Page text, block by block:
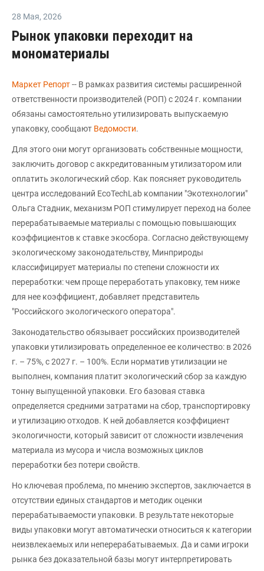
28 Мая, 2026
Рынок упаковки переходит на
мономатериалы
Маркет Репорт-- В рамках развития системы расширенной
ответственности производителей (РОП) с 2024 г. компании
обязаны самостоятельно утилизировать выпускаемую
упаковку, сообщают Ведомости.
Для этого они могут организовать собственные мощности,
заключить договор с аккредитованным утилизатором или
оплатить экологический сбор. Как поясняет руководитель
центра исследований EcoTechLab компании "Экотехнологии"
Ольга Стадник, механизм РОП стимулирует переход на более
перерабатываемые материалы с помощью повышающих
коэффициентов к ставке экосбора. Согласно действующему
экологическому законодательству, Минприроды
классифицирует материалы по степени сложности их
переработки: чем проще переработать упаковку, тем ниже
для нее коэффициент, добавляет представитель
"Российского экологического оператора".
Законодательство обязывает российских производителей
упаковки утилизировать определенное ее количество: в 2026
г. – 75%, с 2027 г. – 100%. Если норматив утилизации не
выполнен, компания платит экологический сбор за каждую
тонну выпущенной упаковки. Его базовая ставка
определяется средними затратами на сбор, транспортировку
и утилизацию отходов. К ней добавляется коэффициент
экологичности, который зависит от сложности извлечения
материала из мусора и числа возможных циклов
переработки без потери свойств.
Но ключевая проблема, по мнению экспертов, заключается в
отсутствии единых стандартов и методик оценки
перерабатываемости упаковки. В результате некоторые
виды упаковки могут автоматически относиться к категории
неизвлекаемых или неперерабатываемых. Да и сами игроки
рынка без доказательной базы могут интерпретировать